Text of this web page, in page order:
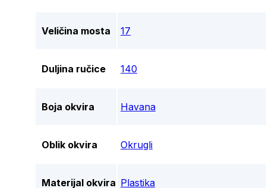
Veličina mosta 17
Duljina ručice 140
Boja okvira Havana
Oblik okvira Okrugli
Materijal okvira Plastika